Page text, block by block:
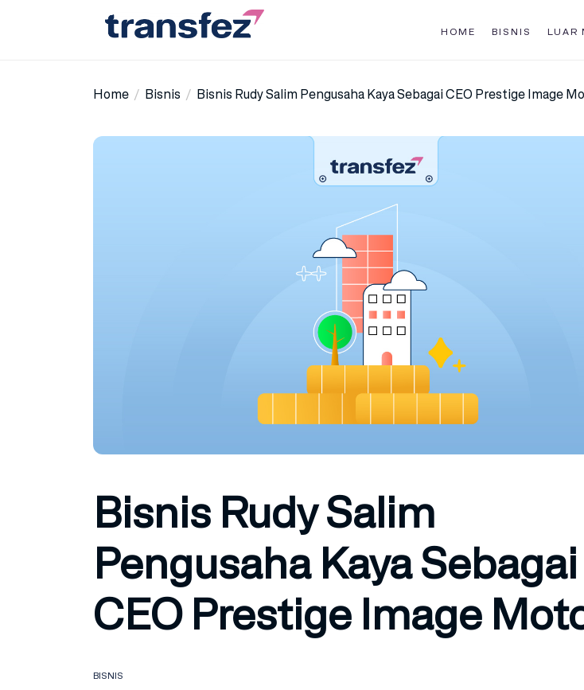
HOME BISNIS LUAR
Home Bisnis Bisnis Rudy Salim Pengusaha Kaya Sebagai CEO Prestige Image
Bisnis Rudy Salim
Pengusaha Kaya Sebagai
CEO Prestige Image
BISNIS